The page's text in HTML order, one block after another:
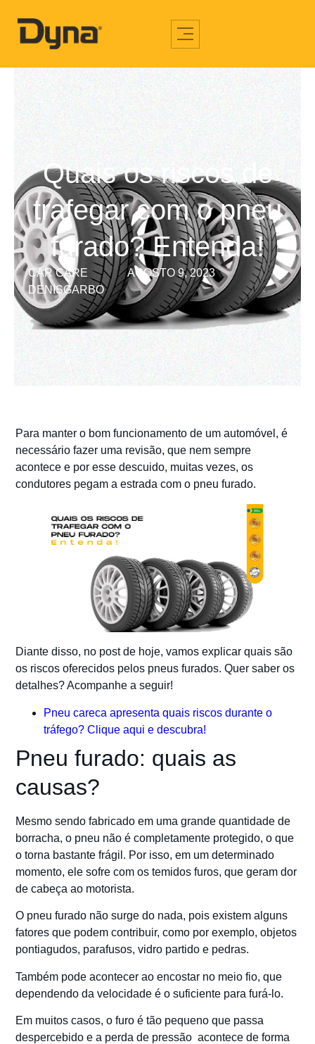
Quais os riscos de
trafegar com o pneu
furado? Entenda!
CAR CARE
AGOSTO 9, 2023
DENISGARBO
Para manter o bom funcionamento de um automóvel, é
necessário fazer uma revisão, que nem sempre
acontece e por esse descuido, muitas vezes, os
condutores pegam a estrada com o pneu furado.
Diante disso, no post de hoje, vamos explicar quais são
os riscos oferecidos pelos pneus furados. Quer saber os
detalhes? Acompanhe a seguir!
Pneu careca apresenta quais riscos durante o
tráfego? Clique aqui e descubra!
Pneu furado: quais as
causas?
Mesmo sendo fabricado em uma grande quantidade de
borracha, o pneu não é completamente protegido, o que
o torna bastante frágil. Por isso, em um determinado
momento, ele sofre com os temidos furos, que geram dor
de cabeça ao motorista.
O pneu furado não surge do nada, pois existem alguns
fatores que podem contribuir, como por exemplo, objetos
pontiagudos, parafusos, vidro partido e pedras.
Também pode acontecer ao encostar no meio fio, que
dependendo da velocidade é o suficiente para furá-lo.
Em muitos casos, o furo é tão pequeno que passa
despercebido e a perda de pressão acontece de forma